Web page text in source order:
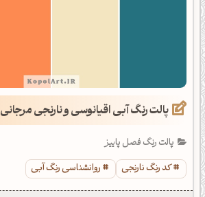
پالت رنگ آبی اقیانوسی و نارنجی مرجانی
پالت رنگ فصل پاییز
کد رنگ نارنجی
روانشناسی رنگ آبی